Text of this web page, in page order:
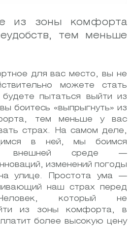
из зоны комфорта
тем меньше
для вас место, вы не
можете стать
пытаться выйти из
боитесь «выпрыгнуть» из
тем меньше у вас
страх. На самом деле,
в ней, мы боимся
внешней среде —
изменений погоды
улице. Простота ума —
наш страх перед
который не
из зоны комфорта, в
более высокую цену